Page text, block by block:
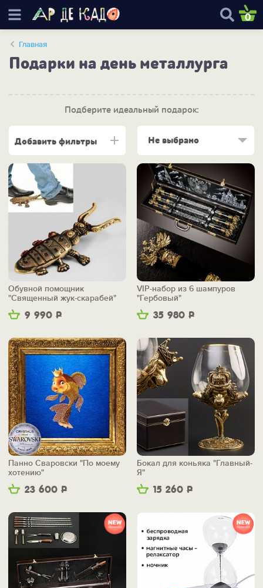
0
Главная
Подарки на день металлурга
Подберите идеальный подарок:
Добавить фильтры Не выбрано
9 990 Р
Обувной помощник
"Священный жук-скарабей"
35 980 Р
VIP-набор из 6 шампуров
"Гербовый"
23 600 Р
Панно Сваровски "По моему
хотению"
15 260 Р
Бокал для коньяка "Главный-
Я"